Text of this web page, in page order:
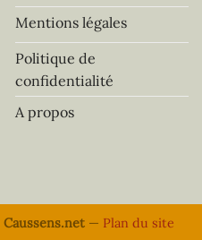
Mentions légales
Politique de
confidentialité
A propos
Caussens.net — Plan du site